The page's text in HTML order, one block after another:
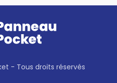
- Tous droits réservés